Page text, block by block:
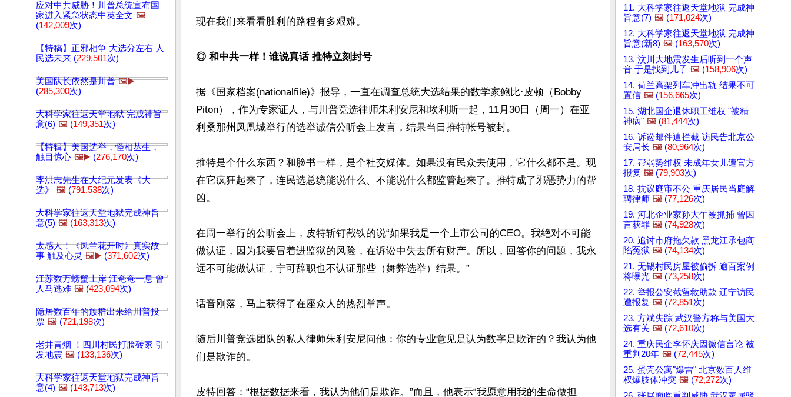
应对中共威胁！川普总统宣布国
家进入紧急状态中英全文 🖼️
(142,009次)
【特稿】正邪相争 大选分左右 人
民选未来 (229,501次)
美国队长依然是川普 🖼️▶️
(285,300次)
大科学家往返天堂地狱 完成神旨
意(6) 🖼️ (149,351次)
【特辑】美国选举，怪相丛生，
触目惊心 🖼️▶️ (276,170次)
李洪志先生在大纪元发表《大
选》
🖼️ (791,538次)
大科学家往返天堂地狱完成神旨
意(5) 🖼️ (163,313次)
太感人！《凤兰花开时》真实故
事 触及心灵 🖼️▶️ (371,602次)
江苏数万螃蟹上岸 江奄奄一息 曾
人马逃难 🖼️ (423,094次)
隐居数百年的族群出来给川普投
票 🖼️ (721,198次)
老井冒烟 ！四川村民打脸砖家 引
发地震 🖼️ (133,136次)
大科学家往返天堂地狱完成神旨
意(4) 🖼️ (143,713次)
现在我们来看看胜利的路程有多艰难。
◎ 和中共一样！谁说真话 推特立刻封号
据《国家档案(nationalfile)》报导，一直在调查总统大选结果的数学家鲍比·皮顿（Bobby
Piton），作为专家证人，与川普竞选律师朱利安尼和埃利斯一起，11月30日（周一）在亚
利桑那州凤凰城举行的选举诚信公听会上发言，结果当日推特帐号被封。
推特是个什么东西？和脸书一样，是个社交媒体。如果没有民众去使用，它什么都不是。现
在它疯狂起来了，连民选总统能说什么、不能说什么都监管起来了。推特成了邪恶势力的帮
凶。
在周一举行的公听会上，皮特斩钉截铁的说“如果我是一个上市公司的CEO。我绝对不可能
做认证，因为我要冒着进监狱的风险，在诉讼中失去所有财产。所以，回答你的问题，我永
远不可能做认证，宁可辞职也不认证那些（舞弊选举）结果。”
话音刚落，马上获得了在座众人的热烈掌声。
随后川普竞选团队的私人律师朱利安尼问他：你的专业意见是认为数字是欺诈的？我认为他
们是欺诈的。
皮特回答：“根据数据来看，我认为他们是欺诈。”而且，他表示“我愿意用我的生命做担
11. 大科学家往返天堂地狱 完成神
旨意(7) 🖼️ (171,024次)
12. 大科学家往返天堂地狱 完成神
旨意(新8) 🖼️ (163,570次)
13. 汶川大地震发生后听到一个声
音 于是找到儿子 🖼️ (158,906次)
14. 荷兰高架列车冲出轨 结果不可
置信 🖼️ (156,665次)
15. 湖北国企退休职工维权 "被精
神病" 🖼️ (81,444次)
16. 诉讼邮件遭拦截 访民告北京公
安局长 🖼️ (80,964次)
17. 帮弱势维权 未成年女儿遭官方
报复 🖼️ (79,903次)
18. 抗议庭审不公 重庆居民当庭解
聘律师 🖼️ (77,126次)
19. 河北企业家孙大午被抓捕 曾因
言获罪 🖼️ (74,928次)
20. 追讨市府拖欠款 黑龙江承包商
陷冤狱 🖼️ (74,134次)
21. 无锡村民房屋被偷拆 逾百案例
将曝光 🖼️ (73,258次)
22. 举报公安截留救助款 辽宁访民
遭报复 🖼️ (72,851次)
23. 方斌失踪 武汉警方称与美国大
选有关 🖼️ (72,610次)
24. 重庆民企李怀庆因微信言论 被
重判20年 🖼️ (72,445次)
25. 蛋壳公寓"爆雷" 北京数百人维
权爆肢体冲突 🖼️ (72,272次)